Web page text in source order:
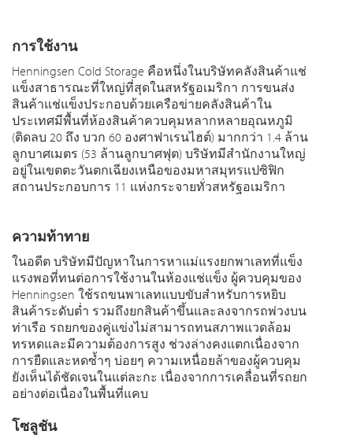
การใช้งาน
Henningsen Cold Storage คือหนึ่งในบริษัทคลังสินค้าแช่
แข็งสาธารณะที่ใหญ่ที่สุดในสหรัฐอเมริกา การขนส่ง
สินค้าแช่แข็งประกอบด้วยเครือข่ายคลังสินค้าใน
ประเทศมีพื้นที่ห้องสินค้าควบคุมหลากหลายอุณหภูมิ
(ติดลบ 20 ถึง บวก 60 องศาฟาเรนไฮต์) มากกว่า 1.4 ล้าน
ลูกบาศเมตร (53 ล้านลูกบาศฟุต) บริษัทมีสำนักงานใหญ่
อยู่ในเขตตะวันตกเฉียงเหนือของมหาสมุทรแปซิฟิก
สถานประกอบการ 11 แห่งกระจายทั่วสหรัฐอเมริกา
ความท้าทาย
ในอดีต บริษัทมีปัญหาในการหาแม่แรงยกพาเลทที่แข็ง
แรงพอที่ทนต่อการใช้งานในห้องแช่แข็ง ผู้ควบคุมของ
Henningsen ใช้รถขนพาเลทแบบขับสำหรับการหยิบ
สินค้าระดับต่ำ รวมถึงยกสินค้าขึ้นและลงจากรถพ่วงบน
ท่าเรือ รถยกของคู่แข่งไม่สามารถทนสภาพแวดล้อม
ทรหดและมีความต้องการสูง ช่วงล่างคงแตกเนื่องจาก
การยืดและหดซ้ำๆ บ่อยๆ ความเหนื่อยล้าของผู้ควบคุม
ยังเห็นได้ชัดเจนในแต่ละกะ เนื่องจากการเคลื่อนที่รถยก
อย่างต่อเนื่องในพื้นที่แคบ
โซลูชัน